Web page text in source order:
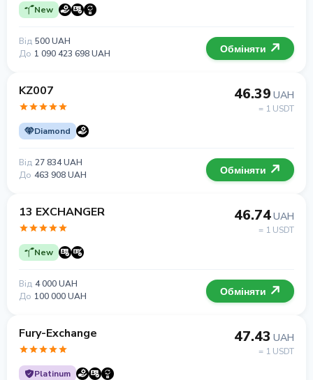
New
Від 500 UAH
До 1 090 423 698 UAH Обміняти
KZ007
Diamond
46.39 UAH
= 1 USDT
Від 27 834 UAH
До 463 908 UAH Обміняти
13 EXCHANGER
New
46.74UAH
= 1 USDT
Від 4 000 UAH
До 100 000 UAH Обміняти
Fury-Exchange
Platinum
47.43 UAH
= 1 USDT